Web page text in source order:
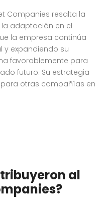
Companies resalta la
adaptación en el
la empresa continúa
y expandiendo su
favorablemente para
futuro. Su estrategia
otras compañías en
al